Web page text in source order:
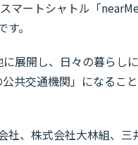
マートシャトル「
。
展開し、日々の暮らし
共交通機関」になるこ
、株式会社大林組、